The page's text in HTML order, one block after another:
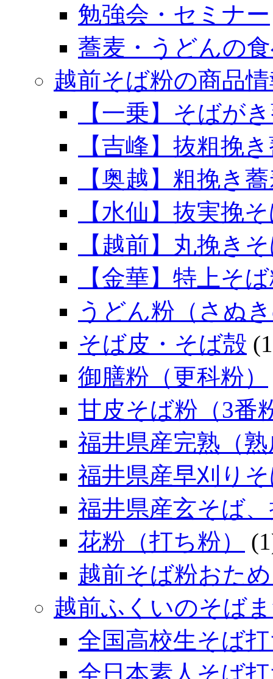
勉強会・セミナー
蕎麦・うどんの
越前そば粉の商品
【一乗】そばが
【吉峰】抜粗挽
【奥越】粗挽き
【水仙】抜実挽
【越前】丸挽き
【金華】特上そ
うどん粉（さぬ
そば皮・そば殻
御膳粉（更科粉）
甘皮そば粉（3番
福井県産完熟（
福井県産早刈り
福井県産玄そば
花粉（打ち粉）
越前そば粉おた
越前ふくいのそば
全国高校生そば
全日本素人そば